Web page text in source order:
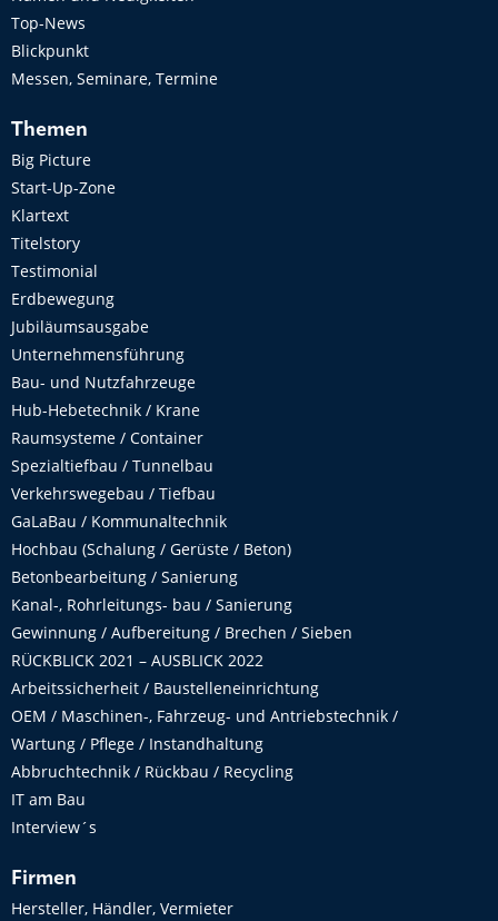
Top-News
Blickpunkt
Messen, Seminare, Termine
Themen
Big Picture
Start-Up-Zone
Klartext
Titelstory
Testimonial
Erdbewegung
Jubiläumsausgabe
Unternehmensführung
Bau- und Nutzfahrzeuge
Hub-Hebetechnik / Krane
Raumsysteme / Container
Spezialtiefbau / Tunnelbau
Verkehrswegebau / Tiefbau
GaLaBau / Kommunaltechnik
Hochbau (Schalung / Gerüste / Beton)
Betonbearbeitung / Sanierung
Kanal-, Rohrleitungs- bau / Sanierung
Gewinnung / Aufbereitung / Brechen / Sieben
RÜCKBLICK 2021 – AUSBLICK 2022
Arbeitssicherheit / Baustelleneinrichtung
OEM / Maschinen-, Fahrzeug- und Antriebstechnik /
Wartung / Pflege / Instandhaltung
Abbruchtechnik / Rückbau / Recycling
IT am Bau
Interview´s
Firmen
Hersteller, Händler, Vermieter